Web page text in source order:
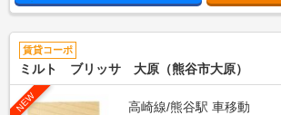
賃貸コーポ
ミルト ブリッサ 大原（熊谷市大原）
NEW
高崎線/熊谷駅 車移動